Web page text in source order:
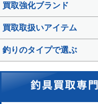
買取強化ブランド
買取取扱いアイテム
釣りのタイプで選ぶ